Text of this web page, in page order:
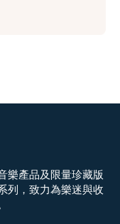
樂產品及限量珍藏版
列，致力為樂迷與收